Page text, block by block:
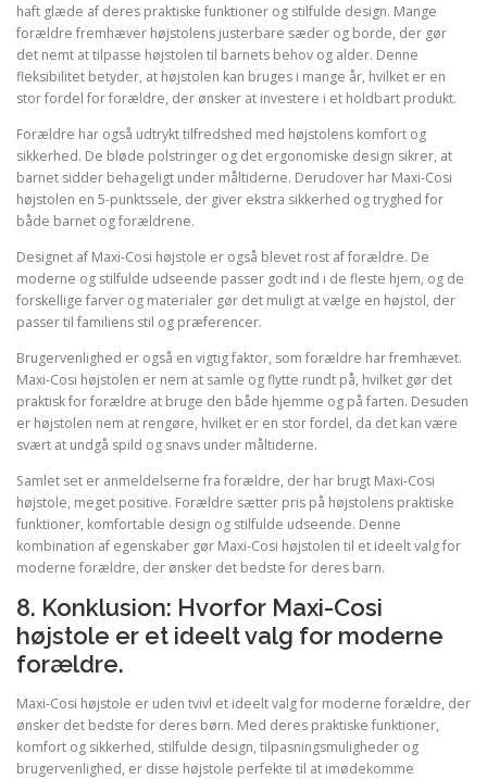
haft glæde af deres praktiske funktioner og stilfulde design. Mange
forældre fremhæver højstolens justerbare sæder og borde, der gør
det nemt at tilpasse højstolen til barnets behov og alder. Denne
fleksibilitet betyder, at højstolen kan bruges i mange år, hvilket er en
stor fordel for forældre, der ønsker at investere i et holdbart produkt.
Forældre har også udtrykt tilfredshed med højstolens komfort og
sikkerhed. De bløde polstringer og det ergonomiske design sikrer, at
barnet sidder behageligt under måltiderne. Derudover har Maxi-Cosi
højstolen en 5-punktssele, der giver ekstra sikkerhed og tryghed for
både barnet og forældrene.
Designet af Maxi-Cosi højstole er også blevet rost af forældre. De
moderne og stilfulde udseende passer godt ind i de fleste hjem, og de
forskellige farver og materialer gør det muligt at vælge en højstol, der
passer til familiens stil og præferencer.
Brugervenlighed er også en vigtig faktor, som forældre har fremhævet.
Maxi-Cosi højstolen er nem at samle og flytte rundt på, hvilket gør det
praktisk for forældre at bruge den både hjemme og på farten. Desuden
er højstolen nem at rengøre, hvilket er en stor fordel, da det kan være
svært at undgå spild og snavs under måltiderne.
Samlet set er anmeldelserne fra forældre, der har brugt Maxi-Cosi
højstole, meget positive. Forældre sætter pris på højstolens praktiske
funktioner, komfortable design og stilfulde udseende. Denne
kombination af egenskaber gør Maxi-Cosi højstolen til et ideelt valg for
moderne forældre, der ønsker det bedste for deres barn.
8. Konklusion: Hvorfor Maxi-Cosi
højstole er et ideelt valg for moderne
forældre.
Maxi-Cosi højstole er uden tvivl et ideelt valg for moderne forældre, der
ønsker det bedste for deres børn. Med deres praktiske funktioner,
komfort og sikkerhed, stilfulde design, tilpasningsmuligheder og
brugervenlighed, er disse højstole perfekte til at imødekomme